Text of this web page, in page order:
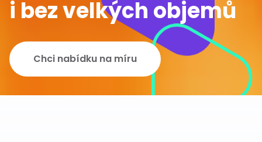
i bez velkých objemů
Chci nabídku na míru